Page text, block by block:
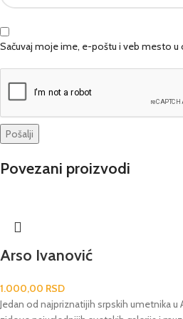
Sačuvaj moje ime, e-poštu i veb mesto u
Povezani proizvodi
Arso Ivanović
1.000,00 RSD
Jedan od najpriznatijih srpskih umetnika